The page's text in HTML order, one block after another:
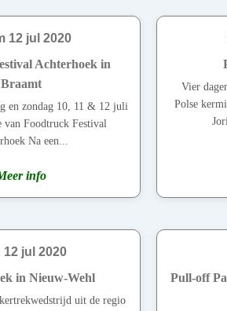
12 jul 2020
Achterhoek in
Braamt
en zondag 10, 11 & 12 juli
van Foodtruck Festival
Na een...
info
Vier
Polse
12 jul 2020
in Nieuw-Wehl
uit de regio
Pull-off